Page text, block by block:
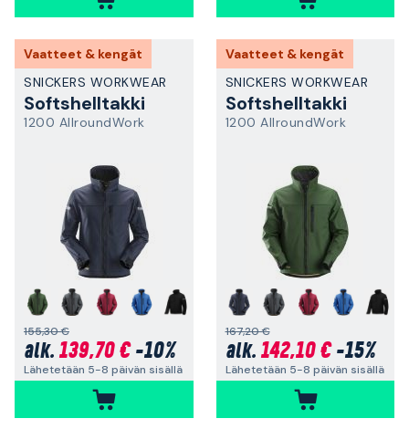
Vaatteet & kengät
SNICKERS WORKWEAR
Softshelltakki
1200 AllroundWork
155,30 €
alk. 139,70 €-10%
Lähetetään 5-8 päivän sisällä
Vaatteet & kengät
SNICKERS WORKWEAR
Softshelltakki
1200 AllroundWork
167,20 €
alk. 142,10 €-15%
Lähetetään 5-8 päivän sisällä